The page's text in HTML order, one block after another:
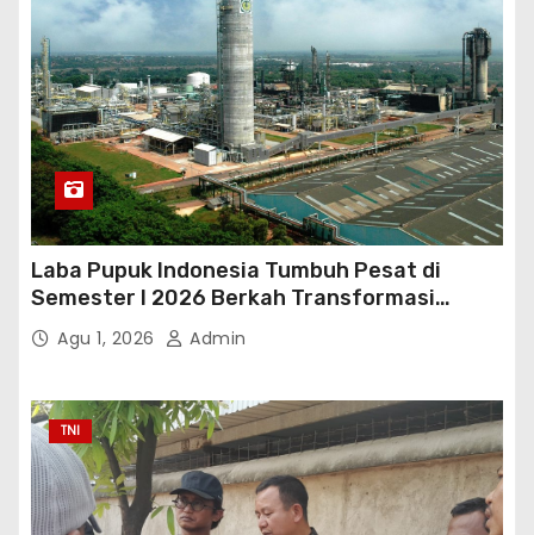
Laba Pupuk Indonesia Tumbuh Pesat di
Semester I 2026 Berkah Transformasi
Danantara
Agu 1, 2026 Admin
TNI